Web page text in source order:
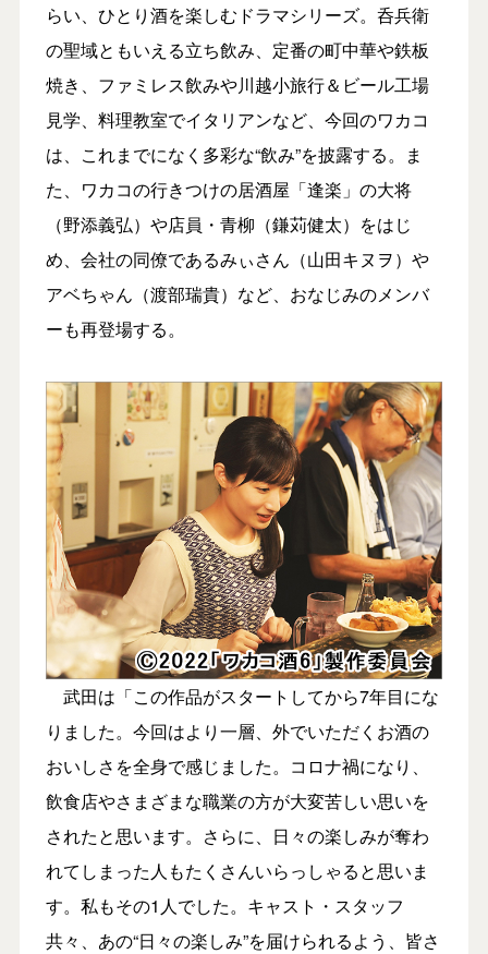
らい、ひとり酒を楽しむドラマシリーズ。呑兵衛
の聖域ともいえる立ち飲み、定番の町中華や鉄板
焼き、ファミレス飲みや川越小旅行＆ビール工場
見学、料理教室でイタリアンなど、今回のワカコ
は、これまでになく多彩な“飲み”を披露する。ま
た、ワカコの行きつけの居酒屋「逢楽」の大将
（野添義弘）や店員・青柳（鎌苅健太）をはじ
め、会社の同僚であるみぃさん（山田キヌヲ）や
アベちゃん（渡部瑞貴）など、おなじみのメンバ
ーも再登場する。
武田は「この作品がスタートしてから7年目にな
りました。今回はより一層、外でいただくお酒の
おいしさを全身で感じました。コロナ禍になり、
飲食店やさまざまな職業の方が大変苦しい思いを
されたと思います。さらに、日々の楽しみが奪わ
れてしまった人もたくさんいらっしゃると思いま
す。私もその1人でした。キャスト・スタッフ
共々、あの“日々の楽しみ”を届けられるよう、皆さ